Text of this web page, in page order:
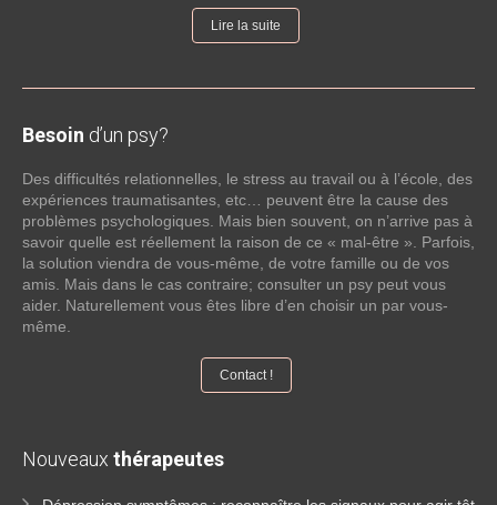
Lire la suite
Besoin d’un psy?
Des difficultés relationnelles, le stress au travail ou à l’école, des
expériences traumatisantes, etc… peuvent être la cause des
problèmes psychologiques. Mais bien souvent, on n’arrive pas à
savoir quelle est réellement la raison de ce « mal-être ». Parfois,
la solution viendra de vous-même, de votre famille ou de vos
amis. Mais dans le cas contraire; consulter un psy peut vous
aider. Naturellement vous êtes libre d’en choisir un par vous-
même.
Contact !
Nouveaux thérapeutes